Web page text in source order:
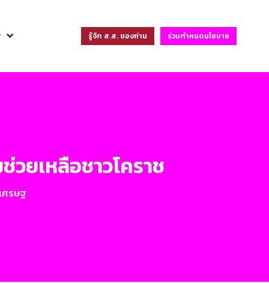
รู้จัก ส.ส. ของท่าน ร่วมกำหนดนโยบาย
ยเหลือชาวโคราช
ศรษฐ